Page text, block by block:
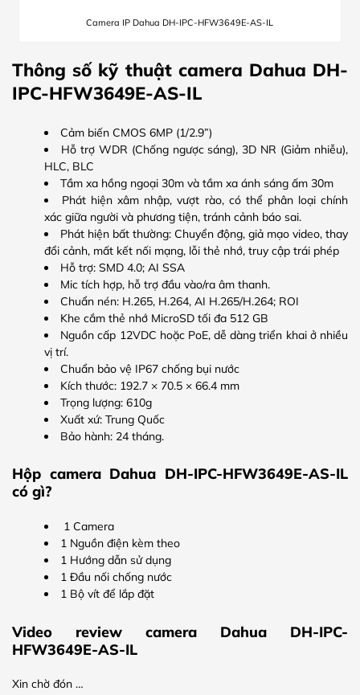
Camera IP Dahua DH-IPC-HFW3649E-AS-IL
Thông số kỹ thuật camera Dahua DH-
IPC-HFW3649E-AS-IL
Cảm biến CMOS 6MP (1/2.9”)
Hỗ trợ WDR (Chống ngược sáng), 3D NR (Giảm nhiễu),
HLC, BLC
Tầm xa hồng ngoại 30m và tầm xa ánh sáng ấm 30m
Phát hiện xâm nhập, vượt rào, có thể phân loại chính
xác giữa người và phương tiện, tránh cảnh báo sai.
Phát hiện bất thường: Chuyển động, giả mạo video, thay
đổi cảnh, mất kết nối mạng, lỗi thẻ nhớ, truy cập trái phép
Hỗ trợ: SMD 4.0; AI SSA
Mic tích hợp, hỗ trợ đầu vào/ra âm thanh.
Chuẩn nén: H.265, H.264, AI H.265/H.264; ROI
Khe cắm thẻ nhớ MicroSD tối đa 512 GB
Nguồn cấp 12VDC hoặc PoE, dễ dàng triển khai ở nhiều
vị trí.
Chuẩn bảo vệ IP67 chống bụi nước
Kích thước: 192.7 × 70.5 × 66.4 mm
Trọng lượng: 610g
Xuất xứ: Trung Quốc
Bảo hành: 24 tháng.
Hộp camera Dahua DH-IPC-HFW3649E-AS-IL
có gì?
1 Camera
1 Nguồn điện kèm theo
1 Hướng dẫn sử dụng
1 Đầu nối chống nước
1 Bộ vít để lắp đặt
Video review camera Dahua DH-IPC-
HFW3649E-AS-IL
Xin chờ đón …